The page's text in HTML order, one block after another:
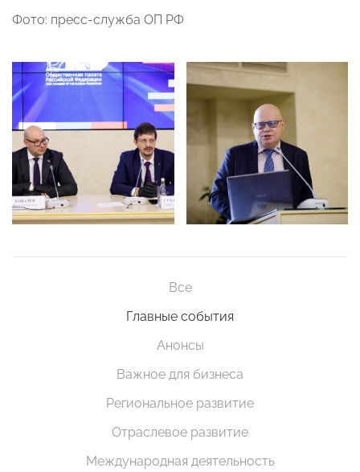
Фото: пресс-служба ОП РФ
Все
Главные события
Анонсы
Важное для бизнеса
Региональное развитие
Отраслевое развитие
Международная деятельность